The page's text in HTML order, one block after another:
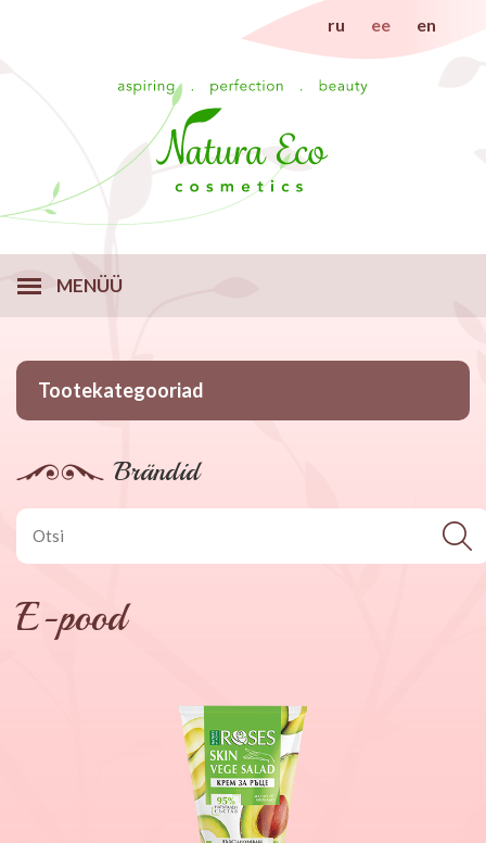
ru ee en
MENÜÜ
Tootekategooriad
Brändid
E-pood